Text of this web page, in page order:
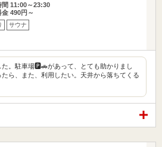
間 11:00～23:30
金 490円～
サウナ
た。駐車場🅿️🚗があって、とても助かりまし
ら、また、利用したい。天井から落ちてくる